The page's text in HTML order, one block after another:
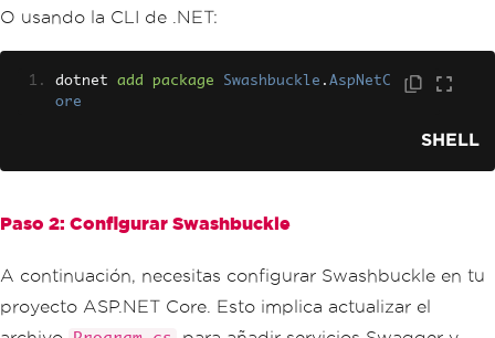
O usando la CLI de .NET:
dotnet add package Swashbuckle . AspNetC
ore
SHELL
Paso 2: Configurar Swashbuckle
A continuación, necesitas configurar Swashbuckle en tu
proyecto ASP.NET Core. Esto implica actualizar el